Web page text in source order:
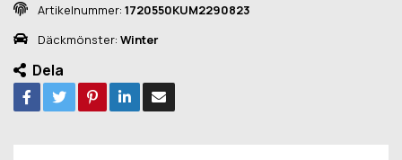
Artikelnummer: 1720550KUM2290823
Däckmönster: Winter
Dela